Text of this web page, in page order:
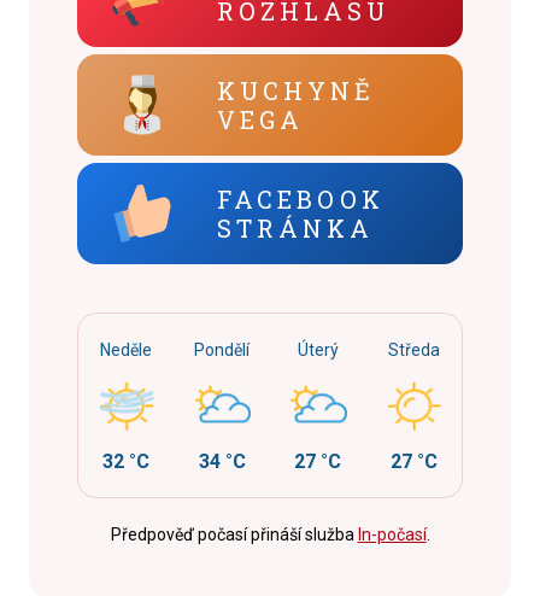
ROZHLASU
KUCHYNĚ
VEGA
FACEBOOK
STRÁNKA
Neděle
32 °C
Pondělí
34 °C
Úterý
27 °C
Středa
27 °C
Předpověď počasí přináší služba In-počasí.